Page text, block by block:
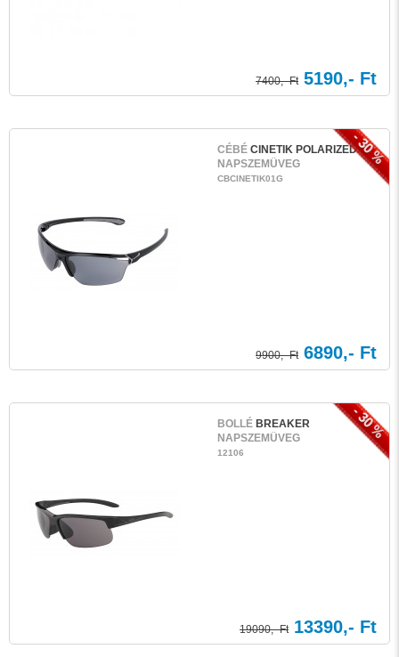
7400,- Ft 5190,- Ft
- 30 %
CÉBÉ CINETIK POLARIZED
NAPSZEMÜVEG
CBCINETIK01G
9900,- Ft 6890,- Ft
- 30 %
BOLLÉ BREAKER
NAPSZEMÜVEG
12106
19090,- Ft 13390,- Ft